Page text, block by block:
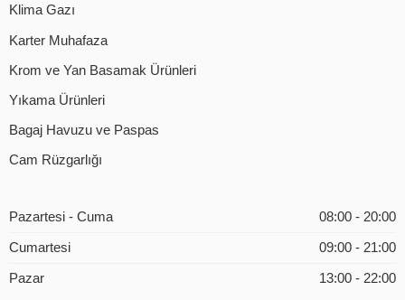
Klima Gazı
Karter Muhafaza
Krom ve Yan Basamak Ürünleri
Yıkama Ürünleri
Bagaj Havuzu ve Paspas
Cam Rüzgarlığı
Pazartesi - Cuma 08:00 - 20:00
Cumartesi 09:00 - 21:00
Pazar 13:00 - 22:00